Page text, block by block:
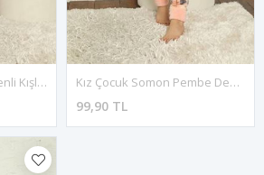
Kız Çocuk Pembe Desenli Kışlık Polar Pijama Takımı 13F-20026 Kız Çocuk Somon Pembe Desenli Kışlık Polar Pijama Takımı 13F-20024-1
99,90 TL